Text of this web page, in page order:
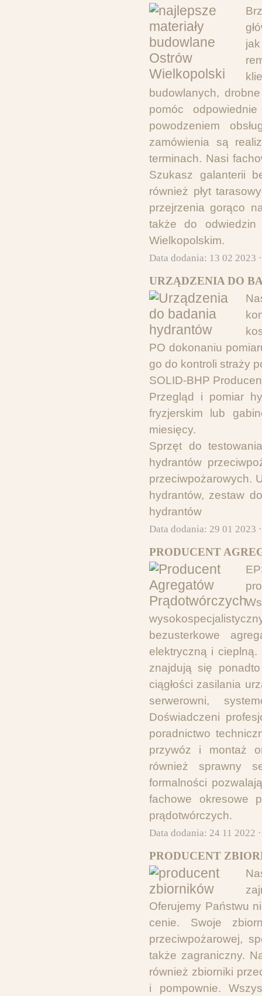
budowlanych,
pomóc
powodzeniem
zamówienia są
terminach. Nasi
Szukasz galanterii
również płyt
przejrzenia gorąco
także do
Wielkopolskim.
Data dodania: 13 02 2023
URZĄDZENIA DO
PO dokonaniu
go do kontroli straży
SOLID-BHP
Przegląd i pomiar
fryzjerskim lub
miesięcy.
Sprzęt do
hydrantów
przeciwpożarowych.
hydrantów, zestaw
hydrantów
Data dodania: 29 01 2023
PRODUCENT
bezusterkowe
elektryczną i cieplną.
znajdują się
ciągłości zasilania
serwerowni,
Doświadczeni
poradnictwo
przywóz i montaż
również sprawny
formalności
fachowe okresowe
prądotwórczych.
Data dodania: 24 11 2022
PRODUCENT
Oferujemy Państwu
cenie. Swoje
przeciwpożarowej,
także zagraniczny.
również zbiorniki
i pompownie.